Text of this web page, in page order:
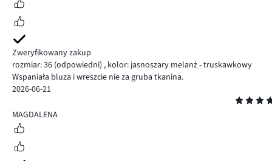
Zweryfikowany zakup
rozmiar: 36 (odpowiedni) , kolor: jasnoszary melanż - truskawkowy
Wspaniała bluza i wreszcie nie za gruba tkanina.
2026-06-21
5
MAGDALENA